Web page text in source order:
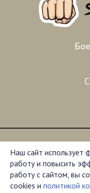
Администрация
комментарии,
на сайте
Наш сайт использует
работу и повысить
работу с сайтом, вы
cookies и политикой